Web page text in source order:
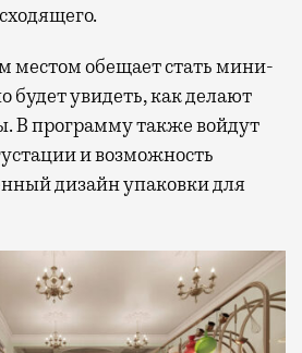
местом, где можно
или просто
сквозь панорамные
и садятся
нет недостатка
их обычно
зонах воздушных
вокзалах — тоже.
Ленинградском,
Ярославском
Попасть в бизнес-залы
Mir Supreme. Причем
обещает стать мини-
будет увидеть, как делают
В программу также войдут
и возможность
дизайн упаковки для